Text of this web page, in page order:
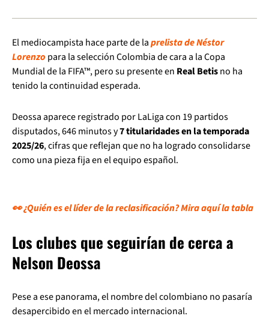
El mediocampista hace parte de laprelista de Néstor
Lorenzo para la selección Colombia de cara a la Copa
Mundial de la FIFA™, pero su presente en Real Betisno ha
tenido la continuidad esperada.
Deossa aparece registrado por LaLiga con 19 partidos
disputados, 646 minutos y7 titularidades en la temporada
2025/26, cifras que reflejan que no ha logrado consolidarse
como una pieza fija en el equipo español.
👀 ¿Quién es el líder de la reclasificación? Mira aquí la tabla
Los clubes que seguirían de cerca a
Nelson Deossa
Pese a ese panorama, el nombre del colombiano no pasaría
desapercibido en el mercado internacional.